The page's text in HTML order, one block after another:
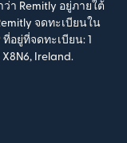
า Remitly อยู่ภายใต้
จดทะเบียนใน
ยู่ที่จดทะเบียน: 1
Ireland.